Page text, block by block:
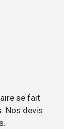
se fait
Nos devis